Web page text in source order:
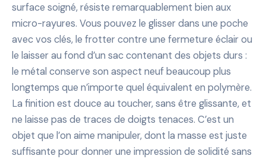
surface soigné, résiste remarquablement bien aux
micro-rayures. Vous pouvez le glisser dans une poche
avec vos clés, le frotter contre une fermeture éclair ou
le laisser au fond d’un sac contenant des objets durs :
le métal conserve son aspect neuf beaucoup plus
longtemps que n’importe quel équivalent en polymère.
La finition est douce au toucher, sans être glissante, et
ne laisse pas de traces de doigts tenaces. C’est un
objet que l’on aime manipuler, dont la masse est juste
suffisante pour donner une impression de solidité sans